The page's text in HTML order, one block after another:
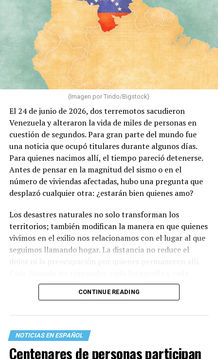
(Imagen por Tindo/Bigstock)
El 24 de junio de 2026, dos terremotos sacudieron
Venezuela y alteraron la vida de miles de personas en
cuestión de segundos. Para gran parte del mundo fue
una noticia que ocupó titulares durante algunos días.
Para quienes nacimos allí, el tiempo pareció detenerse.
Antes de pensar en la magnitud del sismo o en el
número de viviendas afectadas, hubo una pregunta que
desplazó cualquier otra: ¿estarán bien quienes amo?
Los desastres naturales no solo transforman los
territorios; también modifican la manera en que quienes
vivimos en el exilio nos relacionamos con el lugar al que
seguimos llamando hogar. La distancia no reduce el
dolor ni la preocupación por quienes permanecen allí.
mensaje recuerdan que existen vínculos que sobreviven
a las fronteras, al tiempo y a la propia migración.
Lo primero que hice fue llamar a mi familia en La Guaira.
Durante esos minutos comprendí, una vez más, que
también existen terremotos que se sienten desde el
exilio. La incertidumbre crece con cada llamada que no
CONTINUE READING
NOTICIAS EN ESPAÑOL
Centenares de personas participan